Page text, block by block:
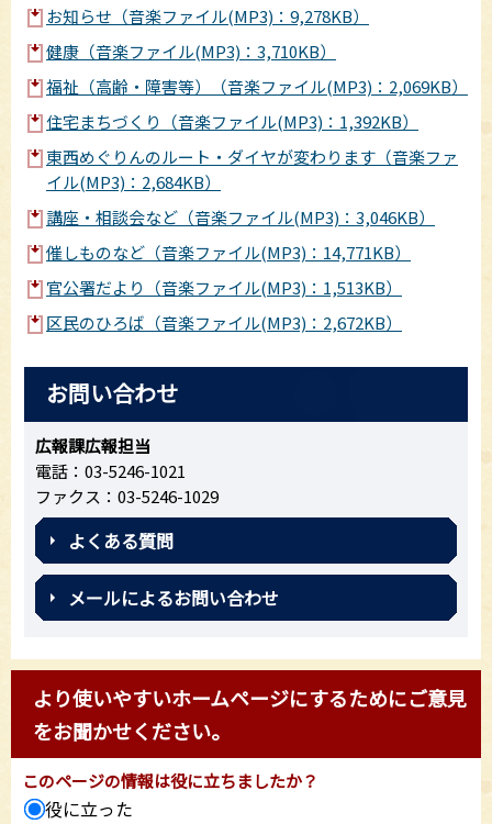
お知らせ（音楽ファイル(MP3)：9,278KB）
健康（音楽ファイル(MP3)：3,710KB）
福祉（高齢・障害等）（音楽ファイル(MP3)：2,069KB）
住宅まちづくり（音楽ファイル(MP3)：1,392KB）
東西めぐりんのルート・ダイヤが変わります（音楽ファ
イル(MP3)：2,684KB）
講座・相談会など（音楽ファイル(MP3)：3,046KB）
催しものなど（音楽ファイル(MP3)：14,771KB）
官公署だより（音楽ファイル(MP3)：1,513KB）
区民のひろば（音楽ファイル(MP3)：2,672KB）
お問い合わせ
広報課広報担当
電話：03-5246-1021
ファクス：03-5246-1029
よくある質問
メールによるお問い合わせ
より使いやすいホームページにするためにご意見
をお聞かせください。
このページの情報は役に立ちましたか？
役に立った